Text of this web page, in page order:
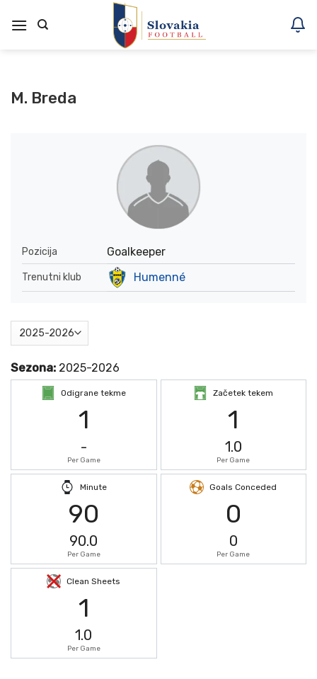
na
M. Breda
Pozicija Goalkeeper
Trenutni klub Humenné
Sezona: 2025-2026
Odigrane tekme
1
-
Per Game
Začetek tekem
1
1.0
Per Game
Minute
90
90.0
Per Game
Goals Conceded
0
0
Per Game
Clean Sheets
1
1.0
Per Game